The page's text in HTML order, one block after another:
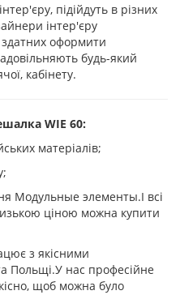
підійдуть в різних
інтер'єру
здатних оформити
будь-який
кабінету.
WIE 60:
матеріалів;
Модульные элементы.І всі
ціною можна купити
з якісними
Польщі.У нас професійне
щоб можна було